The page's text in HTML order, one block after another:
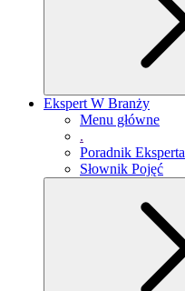
Ekspert W Branży
Menu główne
.
Poradnik Eksperta
Słownik Pojęć